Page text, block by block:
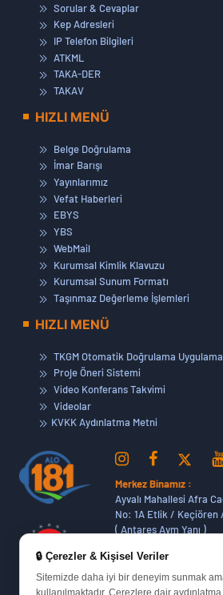
🔒 Çerezler & Kişisel Veriler
Sitemizde daha iyi bir deneyim sunmak
kullanılmaktadır. Çerezlere dair
Sorular & Cevaplar
Kep Adresleri
IP Telefon Bilgileri
ATKML
TAKA-DER
TAKAV
HIZLI MENÜ
Belge Doğrulama
İmar Barışı
Yayınlarımız
Vefat Haberleri
EBYS
YBS
WebMail
Kurumsal Kimlik Klavuzu
Kurumsal Sunum Formatı
Taşınmaz Değerleme İşlemleri
HIZLI MENÜ
TKGM Otomatik Doğrulama
Proje Öneri Sistemi
Video Konferans Takvimi
Videolar
KVKK Aydınlatma Metni
Merkez Binamız :
Ayvalı Mahallesi Afra
No: 1A Etlik / Keçiören
( Antares Avm Yanı )
Dikmen Hizmet Binamız :
Dikmen Caddesi No:14
ANKARA